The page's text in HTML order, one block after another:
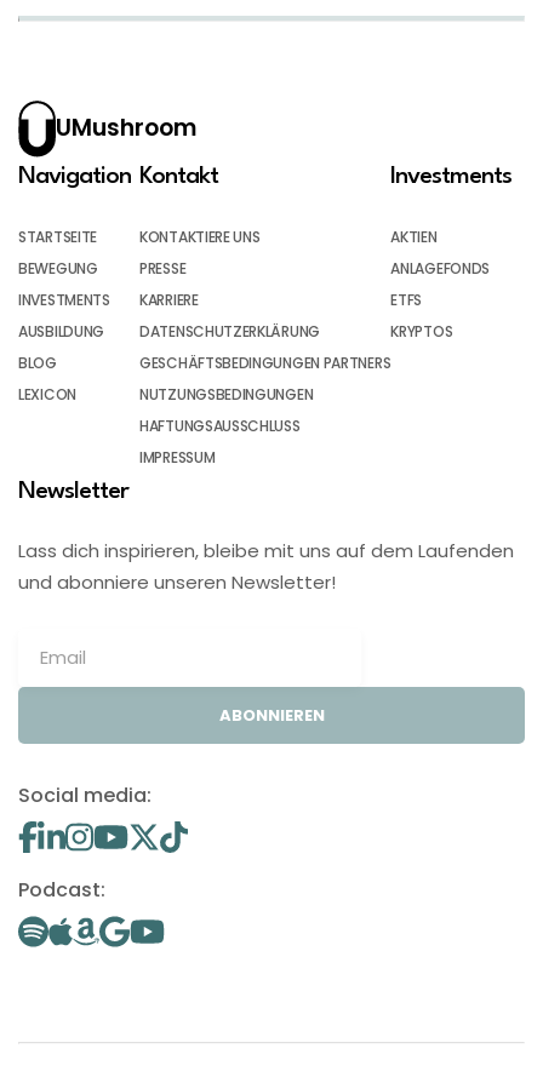
UMushroom
Navigation
STARTSEITE
BEWEGUNG
INVESTMENTS
AUSBILDUNG
BLOG
LEXICON
Kontakt
KONTAKTIERE UNS
PRESSE
KARRIERE
DATENSCHUTZERKLÄRUNG
GESCHÄFTSBEDINGUNGEN PARTNERS
NUTZUNGSBEDINGUNGEN
HAFTUNGSAUSSCHLUSS
IMPRESSUM
Investments
AKTIEN
ANLAGEFONDS
ETFS
KRYPTOS
Newsletter
Lass dich inspirieren, bleibe mit uns auf dem Laufenden
und abonniere unseren Newsletter!
ABONNIEREN
Social media:
Podcast: